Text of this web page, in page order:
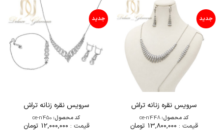
جدید
سرویس نقره زنانه تراش
کد محصول:ce-n448
قیمت : 13,800,000 تومان
جدید
سرویس نقره زنانه تراش
کد محصول:ce-n450
قیمت : 12,000,000 تومان